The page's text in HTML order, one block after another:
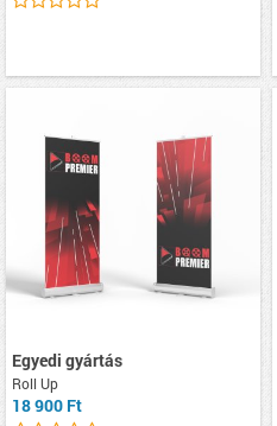
Egyedi gyártás
Roll Up
18 900 Ft